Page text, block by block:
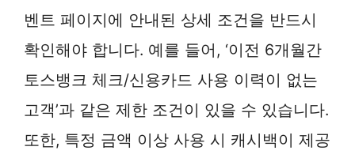
벤트 페이지에 안내된 상세 조건을 반드시
확인해야 합니다. 예를 들어, ‘이전 6개월간
토스뱅크 체크/신용카드 사용 이력이 없는
고객’과 같은 제한 조건이 있을 수 있습니다.
또한, 특정 금액 이상 사용 시 캐시백이 제공